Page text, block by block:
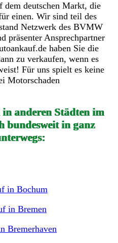
deutschen Markt, die
einen. Wir sind teil des
Netzwerk des BVMW
präsenter Ansprechpartner
haben Sie die
zu verkaufen, wenn es
Für uns spielt es keine
Motorschaden
anderen Städten im
bundesweit in ganz
in Bochum
in Bremen
Bremerhaven